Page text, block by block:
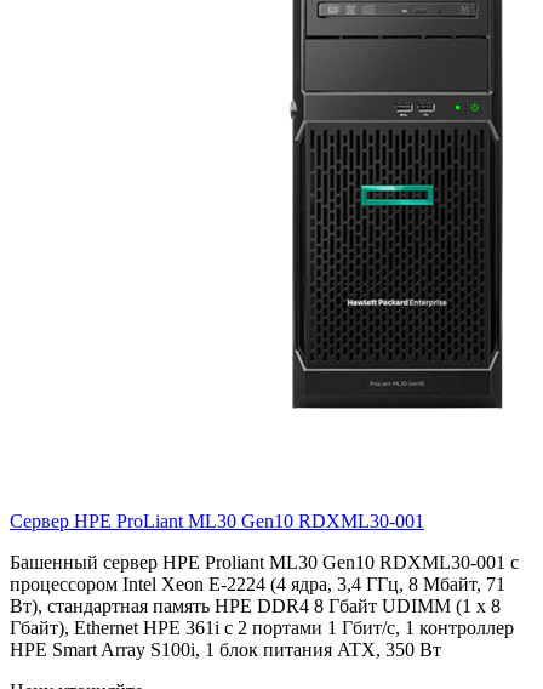
Сервер HPE ProLiant ML30 Gen10 RDXML30-001
Башенный сервер HPE Proliant ML30 Gen10 RDXML30-001 с
процессором Intel Xeon E-2224 (4 ядра, 3,4 ГГц, 8 Мбайт, 71
Вт), стандартная память HPE DDR4 8 Гбайт UDIMM (1 x 8
Гбайт), Ethernet HPE 361i с 2 портами 1 Гбит/с, 1 контроллер
HPE Smart Array S100i, 1 блок питания ATX, 350 Вт